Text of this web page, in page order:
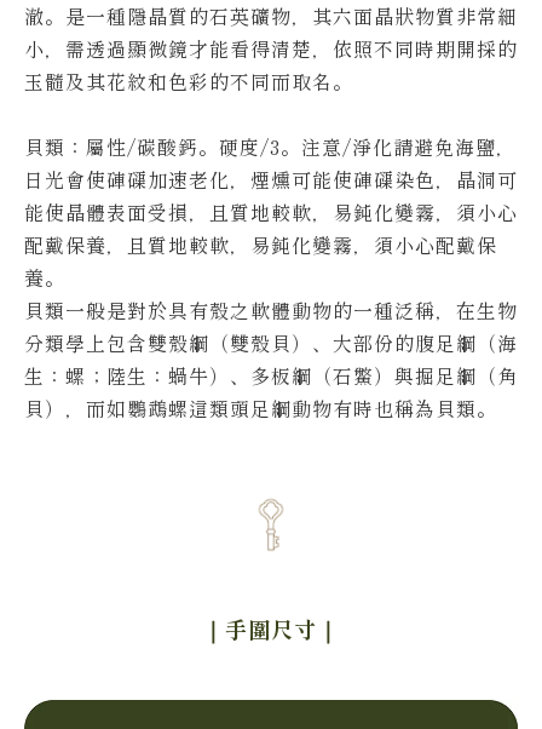
澈。 是一種隱晶質的石英礦物，其六面晶狀物質非常細
小，需透過顯微鏡才能看得清楚，依照不同時期開採的
玉髓及其花紋和色彩的不同而取名。
貝類：屬性/碳酸鈣。硬度/3。注意/淨化請避免海鹽，
日光會使硨磲加速老化，煙燻可能使硨磲染色，晶洞可
能使晶體表面受損，且質地較軟，易鈍化變霧，須小心
配戴保養，且質地較軟，易鈍化變霧，須小心配戴保
養。
貝類一般是對於具有殼之軟體動物的一種泛稱，在生物
分類學上包含雙殼綱（雙殼貝）、大部份的腹足綱（海
生：螺；陸生：蝸牛）、多板綱（石鱉）與掘足綱（角
貝），而如鸚鵡螺這類頭足綱動物有時也稱為貝類。
｜手圍尺寸 ｜